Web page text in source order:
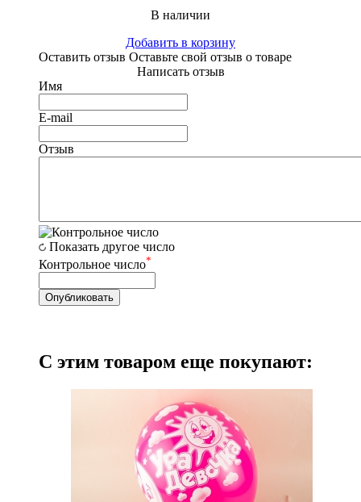
В наличии
Добавить в корзину
Оставить отзыв Оставьте свой отзыв о товаре
Написать отзыв
Имя
E-mail
Отзыв
Показать другое число
Контрольное число*
С этим товаром еще покупают: